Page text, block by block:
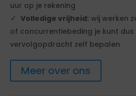
uur op je rekening
Volledige vrijheid: wij werken
of concurrentiebeding je kunt
vervolgopdracht zelf bepalen
Meer over ons